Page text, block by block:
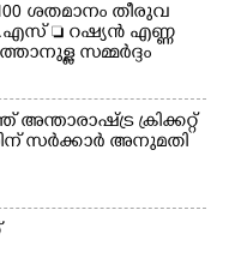
100 ശതമാനം തീരുവ
 റഷ്യൻ എണ്ണ
സമ്മർദ്ദം
ക്രിക്കറ്റ്
സർക്കാർ അനുമതി